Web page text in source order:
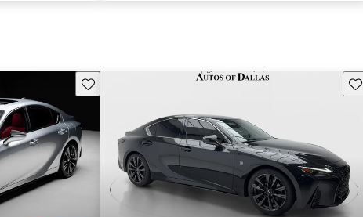
Guarda este Aviso